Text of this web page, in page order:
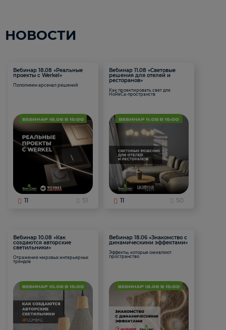
НОВОСТИ
Вебинар 18.08 «Реальные
проекты с Werkel»
Пополняем арсенал решений
11 51
Вебинар 11.08 «Световые
решения для отелей и
ресторанов»
Как проектировать свет для
HoReCa-пространств
11 50
Вебинар 10.08 «Как
создаются авторские
светильники»
Отражение мировых интерьерных
трендов
Вебинар 18.06 «Знакомство с
динамическими эффектами»
Эффекты, которые оживляют
пространство